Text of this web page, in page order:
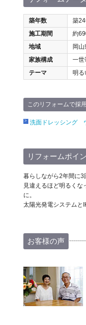
築年数
築
施工期間
約
地域
岡山
家族構成
一世
テーマ
明る
このリフォームで採
洗面ドレッシング
リフォームポイ
暮らしながら2年間に3
見違えるほど明るく
に。
太陽光発電システムと
お客様の声